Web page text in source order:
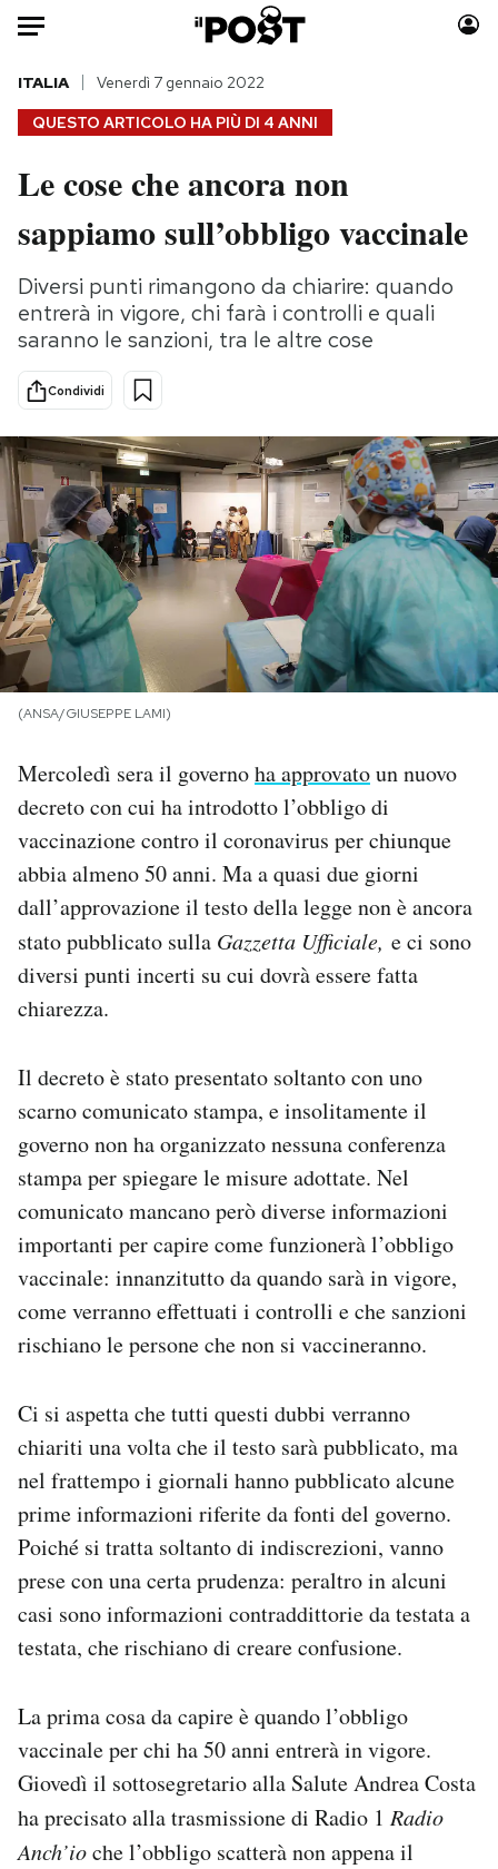
Auto
HOME
Italia
Politica
Tecnologia
Internet
Scienza
Cultura
Economia
Sport
Moda
Consumismi
Storie/Idee
Ok Boomer!
Media
Mondiali calcio 2026
PODCAST
NEWSLETTER
I MIEI PREFERITI
SHOP
CALENDARIO
AREA PERSONALE
Area Personale
Newsletter
Notifiche mobile
Hai bisogno di aiuto?
QUESTO ARTICOLO HA PIÙ DI 4 ANNI
ITALIA Venerdì 7 gennaio 2022
Le cose che ancora non
sappiamo sull’obbligo vaccinale
Diversi punti rimangono da chiarire: quando
entrerà in vigore, chi farà i controlli e quali
saranno le sanzioni, tra le altre cose
Condividi
(ANSA/GIUSEPPE LAMI)
Mercoledì sera il governoha approvatoun nuovo
decreto con cui ha introdotto l’obbligo di
vaccinazione contro il coronavirus per chiunque
abbia almeno 50 anni. Ma a quasi due giorni
dall’approvazione il testo della legge non è ancora
stato pubblicato sulla Gazzetta Ufficiale, e ci sono
diversi punti incerti su cui dovrà essere fatta
chiarezza.
Il decreto è stato presentato soltanto con uno
scarno comunicato stampa, e insolitamente il
governo non ha organizzato nessuna conferenza
stampa per spiegare le misure adottate. Nel
comunicato mancano però diverse informazioni
importanti per capire come funzionerà l’obbligo
vaccinale: innanzitutto da quando sarà in vigore,
come verranno effettuati i controlli e che sanzioni
rischiano le persone che non si vaccineranno.
Ci si aspetta che tutti questi dubbi verranno
chiariti una volta che il testo sarà pubblicato, ma
nel frattempo i giornali hanno pubblicato alcune
prime informazioni riferite da fonti del governo.
Poiché si tratta soltanto di indiscrezioni, vanno
prese con una certa prudenza: peraltro in alcuni
casi sono informazioni contraddittorie da testata a
testata, che rischiano di creare confusione.
La prima cosa da capire è quando l’obbligo
vaccinale per chi ha 50 anni entrerà in vigore.
Giovedì il sottosegretario alla Salute Andrea Costa
ha precisato alla trasmissione di Radio 1 Radio
Anch’ioche l’obbligo scatterà non appena il